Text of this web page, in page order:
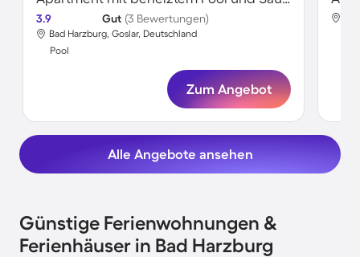
3.9 Gut (3 Bewertungen)
Bad Harzburg, Goslar, Deutschland
Pool
Zum Angebot
Alle Angebote ansehen
Günstige Ferienwohnungen &
Ferienhäuser in Bad Harzburg